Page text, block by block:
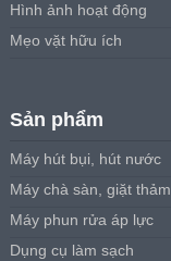
Hình ảnh hoạt động
Mẹo vặt hữu ích
Sản phẩm
Máy hút bụi, hút nước
Máy chà sàn, giặt thảm
Máy phun rửa áp lực
Dụng cụ làm sạch